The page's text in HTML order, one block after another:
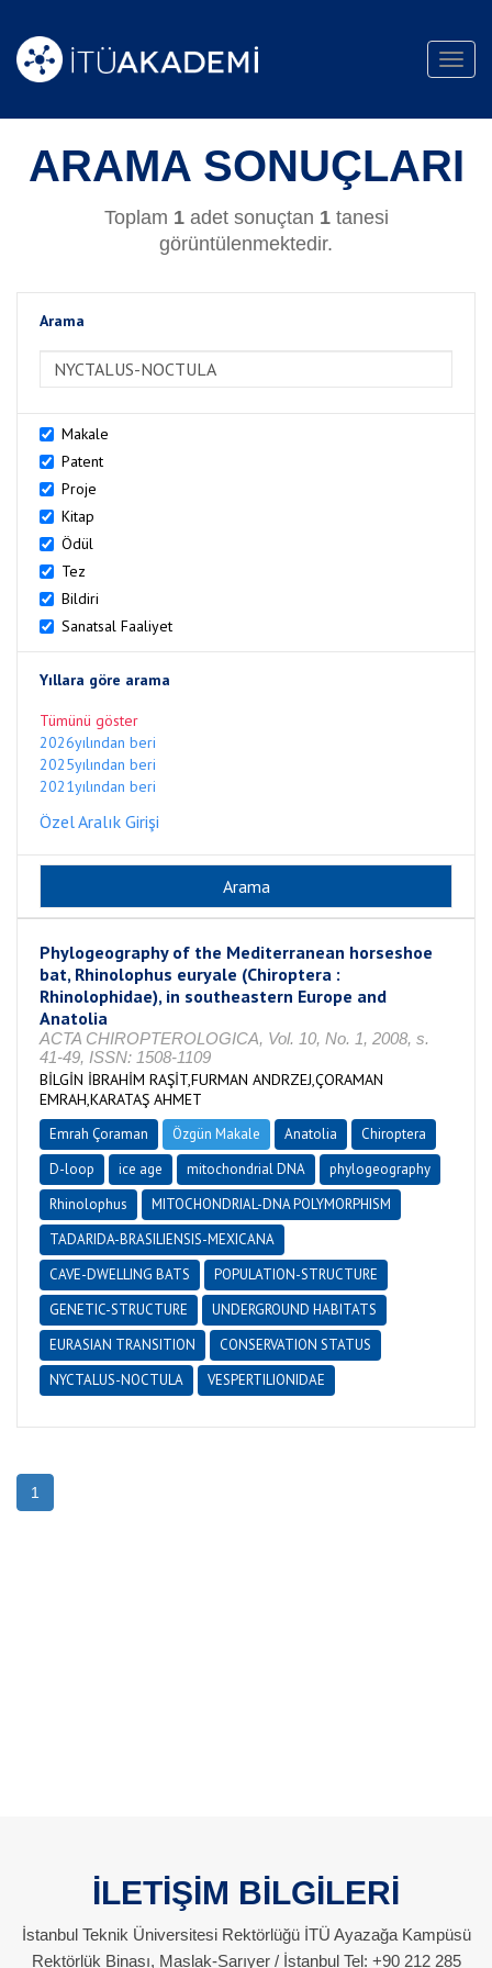
ARAMA SONUÇLARI
Toplam 1adet sonuçtan 1tanesi
görüntülenmektedir.
Arama
Makale
Patent
Proje
Kitap
Ödül
Tez
Bildiri
Sanatsal Faaliyet
Yıllara göre arama
Tümünü göster
2026yılından beri
2025yılından beri
2021yılından beri
Özel Aralık Girişi
Phylogeography of the Mediterranean horseshoe
bat, Rhinolophus euryale (Chiroptera :
Rhinolophidae), in southeastern Europe and
Anatolia
ACTA CHIROPTEROLOGICA, Vol. 10, No. 1, 2008, s.
41-49, ISSN: 1508-1109
BİLGİN İBRAHİM RAŞİT,FURMAN ANDRZEJ,ÇORAMAN
EMRAH,KARATAŞ AHMET
Emrah Çoraman Özgün Makale Anatolia
Chiroptera
D-loop
ice age mitochondrial DNA
phylogeography
Rhinolophus
MITOCHONDRIAL-DNA POLYMORPHISM
TADARIDA-BRASILIENSIS-MEXICANA
CAVE-DWELLING BATS
POPULATION-STRUCTURE
GENETIC-STRUCTURE
UNDERGROUND HABITATS
EURASIAN TRANSITION
CONSERVATION STATUS
NYCTALUS-NOCTULA
VESPERTILIONIDAE
1
İLETİŞİM BİLGİLERİ
İstanbul Teknik Üniversitesi Rektörlüğü İTÜ Ayazağa Kampüsü
Rektörlük Binası, Maslak-Sarıyer / İstanbul Tel: +90 212 285